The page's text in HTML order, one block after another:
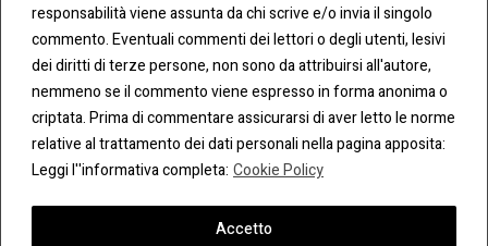
responsabilità viene assunta da chi scrive e/o invia il singolo
commento. Eventuali commenti dei lettori o degli utenti, lesivi
dei diritti di terze persone, non sono da attribuirsi all'autore,
nemmeno se il commento viene espresso in forma anonima o
criptata. Prima di commentare assicurarsi di aver letto le norme
relative al trattamento dei dati personali nella pagina apposita:
Leggi l''informativa completa: Cookie Policy
Accetto
Via
Vittor
Pisani,
13 -
20124
Milano